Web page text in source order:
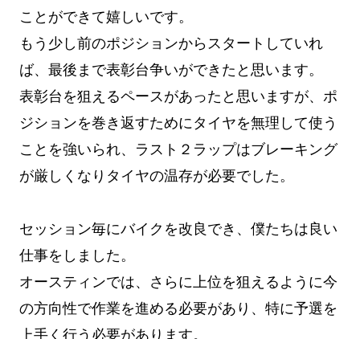
ことができて嬉しいです。
もう少し前のポジションからスタートしていれ
ば、最後まで表彰台争いができたと思います。
表彰台を狙えるペースがあったと思いますが、ポ
ジションを巻き返すためにタイヤを無理して使う
ことを強いられ、ラスト２ラップはブレーキング
が厳しくなりタイヤの温存が必要でした。
セッション毎にバイクを改良でき、僕たちは良い
仕事をしました。
オースティンでは、さらに上位を狙えるように今
の方向性で作業を進める必要があり、特に予選を
上手く行う必要があります。